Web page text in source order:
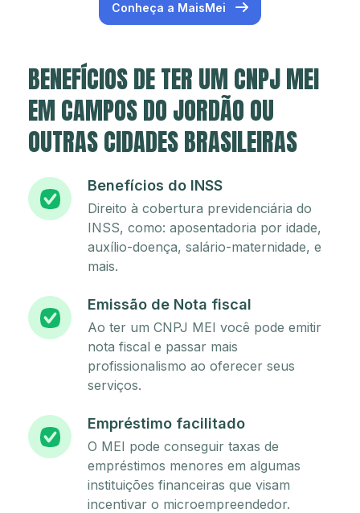
Conheça a MaisMei
BENEFÍCIOS DE TER UM CNPJ MEI
EM CAMPOS DO JORDÃO OU
OUTRAS CIDADES BRASILEIRAS
Benefícios do INSS
Direito à cobertura previdenciária do
INSS, como: aposentadoria por idade,
auxílio-doença, salário-maternidade, e
mais.
Emissão de Nota fiscal
Ao ter um CNPJ MEI você pode emitir
nota fiscal e passar mais
profissionalismo ao oferecer seus
serviços.
Empréstimo facilitado
O MEI pode conseguir taxas de
empréstimos menores em algumas
instituições financeiras que visam
incentivar o microempreendedor.